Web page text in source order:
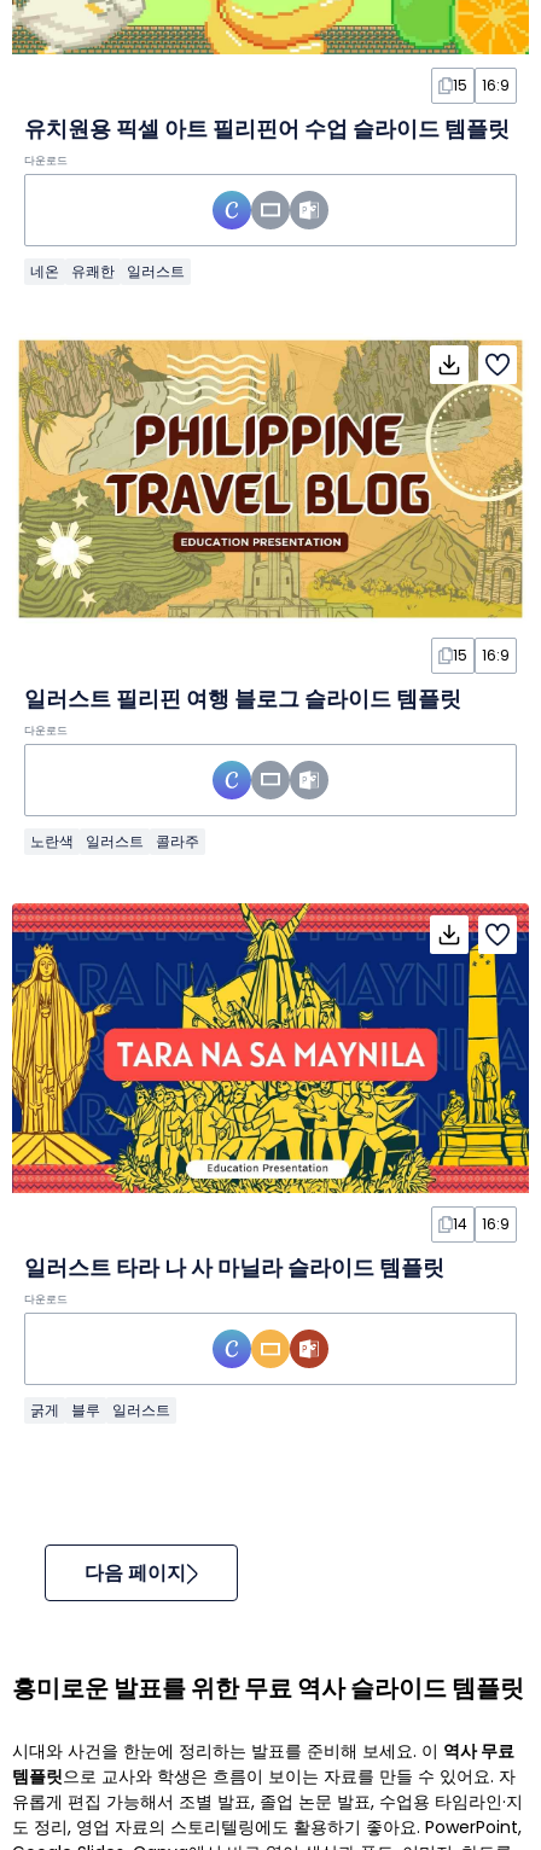
15 16:9
유치원용 픽셀 아트 필리핀어 수업 슬라이드 템플릿
다운로드
네온 유쾌한 일러스트
15 16:9
일러스트 필리핀 여행 블로그 슬라이드 템플릿
다운로드
노란색 일러스트 콜라주
14 16:9
일러스트 타라 나 사 마닐라 슬라이드 템플릿
다운로드
굵게 블루 일러스트
다음 페이지
흥미로운 발표를 위한 무료 역사 슬라이드 템플릿
시대와 사건을 한눈에 정리하는 발표를 준비해 보세요. 이 역사 무료
템플릿으로 교사와 학생은 흐름이 보이는 자료를 만들 수 있어요. 자
유롭게 편집 가능해서 조별 발표, 졸업 논문 발표, 수업용 타임라인·지
도 정리, 영업 자료의 스토리텔링에도 활용하기 좋아요. PowerPoint,